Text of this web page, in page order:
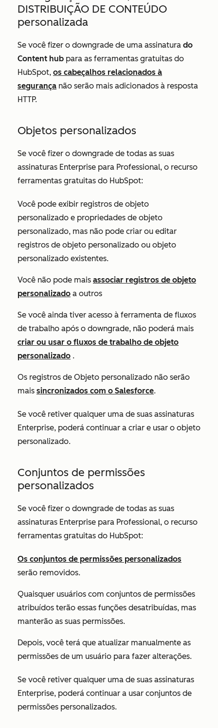
DISTRIBUIÇÃO DE CONTEÚDO
personalizada
Se você fizer o downgrade de uma assinatura do
Content hub para as ferramentas gratuitas do
HubSpot, os cabeçalhos relacionados à
segurança não serão mais adicionados à resposta
HTTP.
Objetos personalizados
Se você fizer o downgrade de todas as suas
assinaturas Enterprise para Professional, o recurso
ferramentas gratuitas do HubSpot:
Você pode exibir registros de objeto
personalizado e propriedades de objeto
personalizado, mas não pode criar ou editar
registros de objeto personalizado ou objeto
personalizado existentes.
Você não pode mais associar registros de objeto
personalizado a outros
Se você ainda tiver acesso à ferramenta de fluxos
de trabalho após o downgrade, não poderá mais
criar ou usar o fluxos de trabalho de objeto
personalizado .
Os registros de Objeto personalizado não serão
mais sincronizados com o Salesforce.
Se você retiver qualquer uma de suas assinaturas
Enterprise, poderá continuar a criar e usar o objeto
personalizado.
Conjuntos de permissões
personalizados
Se você fizer o downgrade de todas as suas
assinaturas Enterprise para Professional, o recurso
ferramentas gratuitas do HubSpot:
Os conjuntos de permissões personalizados
serão removidos.
Quaisquer usuários com conjuntos de permissões
atribuídos terão essas funções desatribuídas, mas
manterão as suas permissões.
Depois, você terá que atualizar manualmente as
permissões de um usuário para fazer alterações.
Se você retiver qualquer uma de suas assinaturas
Enterprise, poderá continuar a usar conjuntos de
permissões personalizados.